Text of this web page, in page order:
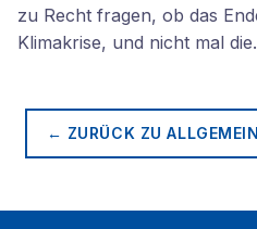
zu Recht fragen, ob das
Klimakrise, und nicht mal
← ZURÜCK ZUALLGEMEIN